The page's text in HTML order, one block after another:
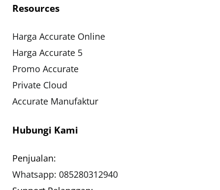
Resources
Harga Accurate Online
Harga Accurate 5
Promo Accurate
Private Cloud
Accurate Manufaktur
Hubungi Kami
Penjualan:
Whatsapp: 085280312940